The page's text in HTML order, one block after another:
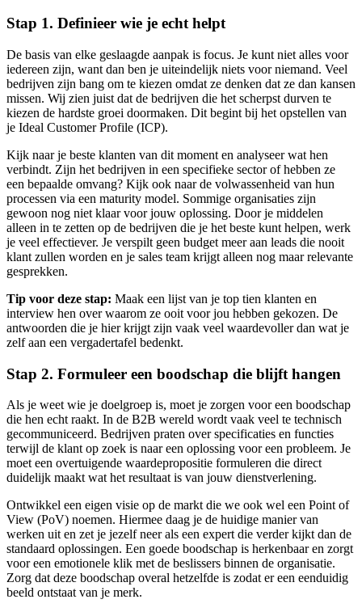
Stap 1. Definieer wie je echt helpt
De basis van elke geslaagde aanpak is focus. Je kunt niet alles voor
iedereen zijn, want dan ben je uiteindelijk niets voor niemand. Veel
bedrijven zijn bang om te kiezen omdat ze denken dat ze dan kansen
missen. Wij zien juist dat de bedrijven die het scherpst durven te
kiezen de hardste groei doormaken. Dit begint bij het opstellen van
je Ideal Customer Profile (ICP).
Kijk naar je beste klanten van dit moment en analyseer wat hen
verbindt. Zijn het bedrijven in een specifieke sector of hebben ze
een bepaalde omvang? Kijk ook naar de volwassenheid van hun
processen via een maturity model. Sommige organisaties zijn
gewoon nog niet klaar voor jouw oplossing. Door je middelen
alleen in te zetten op de bedrijven die je het beste kunt helpen, werk
je veel effectiever. Je verspilt geen budget meer aan leads die nooit
klant zullen worden en je sales team krijgt alleen nog maar relevante
gesprekken.
Tip voor deze stap: Maak een lijst van je top tien klanten en
interview hen over waarom ze ooit voor jou hebben gekozen. De
antwoorden die je hier krijgt zijn vaak veel waardevoller dan wat je
zelf aan een vergadertafel bedenkt.
Stap 2. Formuleer een boodschap die blijft hangen
Als je weet wie je doelgroep is, moet je zorgen voor een boodschap
die hen echt raakt. In de B2B wereld wordt vaak veel te technisch
gecommuniceerd. Bedrijven praten over specificaties en functies
terwijl de klant op zoek is naar een oplossing voor een probleem. Je
moet een overtuigende waardepropositie formuleren die direct
duidelijk maakt wat het resultaat is van jouw dienstverlening.
Ontwikkel een eigen visie op de markt die we ook wel een Point of
View (PoV) noemen. Hiermee daag je de huidige manier van
werken uit en zet je jezelf neer als een expert die verder kijkt dan de
standaard oplossingen. Een goede boodschap is herkenbaar en zorgt
voor een emotionele klik met de beslissers binnen de organisatie.
Zorg dat deze boodschap overal hetzelfde is zodat er een eenduidig
beeld ontstaat van je merk.